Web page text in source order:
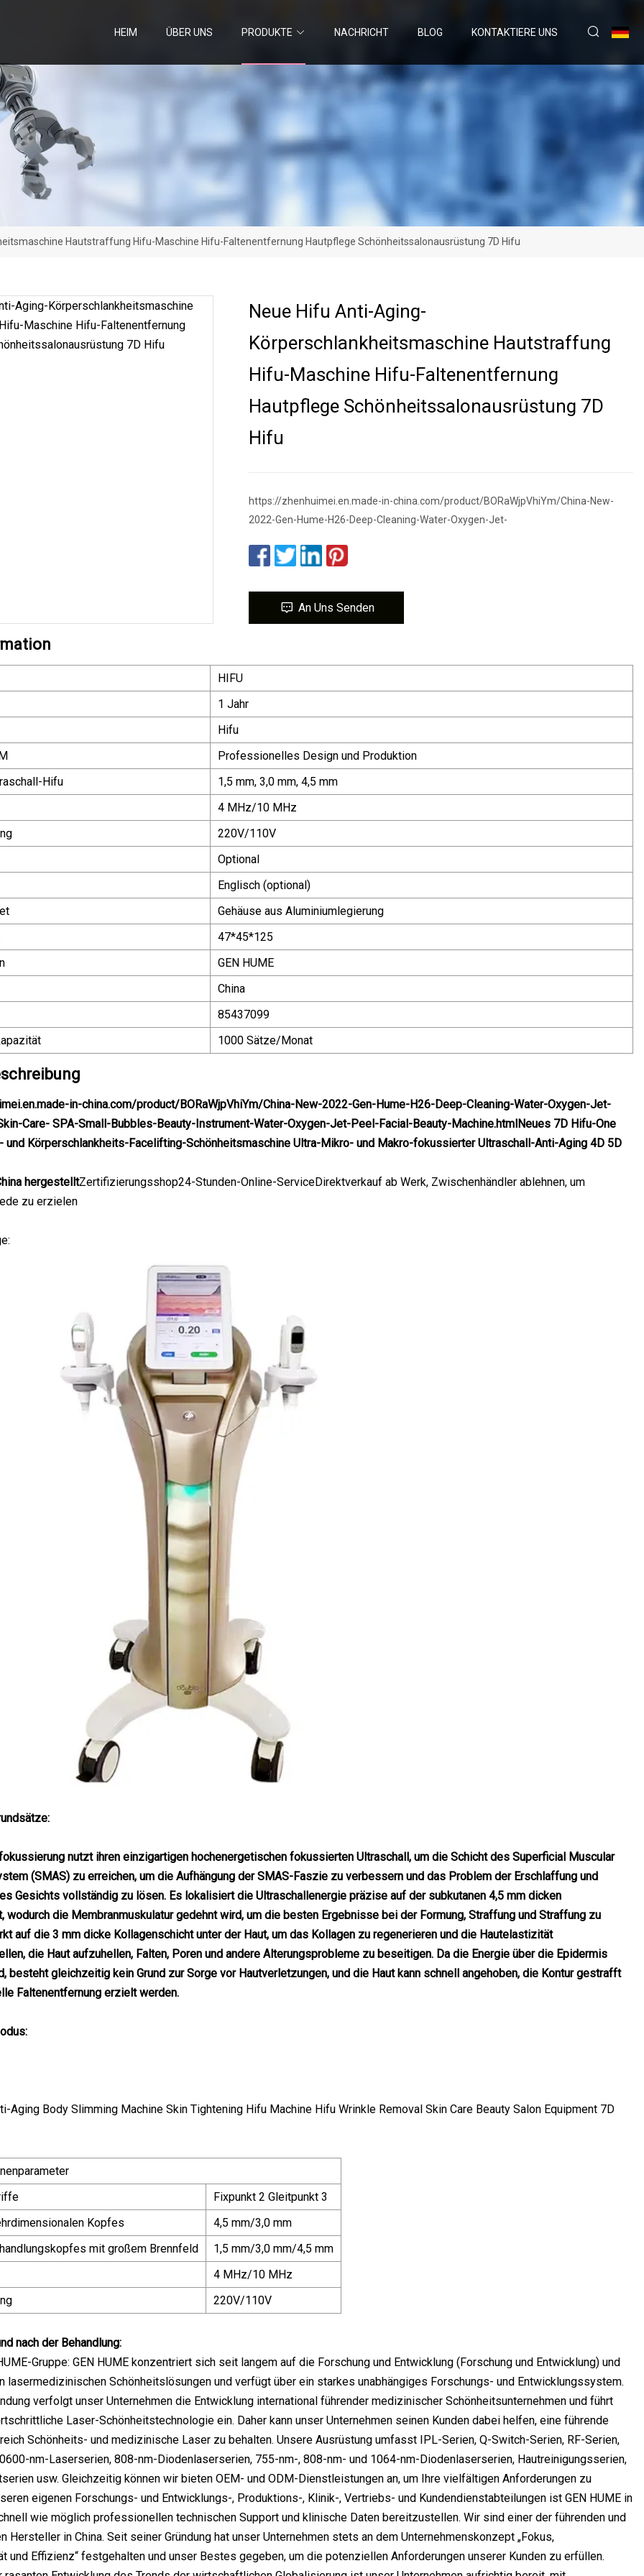
HEIM ÜBER UNS PRODUKTE NACHRICHT BLOG KONTAKTIERE UNS
Hautstraffung Hifu-Maschine Hifu-Faltenentfernung Hautpflege Schönheitssalonausrüstung 7D Hifu
Neue Hifu Anti-Aging-
Körperschlankheitsmaschine Hautstraffung
Hifu-Maschine Hifu-Faltenentfernung
Hautpflege Schönheitssalonausrüstung 7D
Hifu
https://zhenhuimei.en.made-in-china.com/product/BORaWjpVhiYm/China-New-
2022-Gen-Hume-H26-Deep-Cleaning-Water-Oxygen-Jet-
An Uns Senden
HIFU
1 Jahr
Hifu
Professionelles Design und Produktion
Hifu
1,5 mm, 3,0 mm, 4,5 mm
4 MHz/10 MHz
220V/110V
Optional
Englisch (optional)
Gehäuse aus Aluminiumlegierung
47*45*125
GEN HUME
China
85437099
1000 Sätze/Monat
in-china.com/product/BORaWjpVhiYm/China-New-2022-Gen-Hume-H26-Deep-Cleaning-Water-Oxygen-Jet-
Care- SPA-Small-Bubbles-Beauty-Instrument-Water-Oxygen-Jet-Peel-Facial-Beauty-Machine.htmlNeues 7D Hifu-One
und Körperschlankheits-Facelifting-Schönheitsmaschine Ultra-Mikro- und Makro-fokussierter Ultraschall-Anti-Aging 4D 5D
hergestelltZertifizierungsshop24-Stunden-Online-ServiceDirektverkauf ab Werk, Zwischenhändler ablehnen, um
zu erzielen
nutzt ihren einzigartigen hochenergetischen fokussierten Ultraschall, um die Schicht des Superficial Muscular
(SMAS) zu erreichen, um die Aufhängung der SMAS-Faszie zu verbessern und das Problem der Erschlaffung und
Gesichts vollständig zu lösen. Es lokalisiert die Ultraschallenergie präzise auf der subkutanen 4,5 mm dicken
wodurch die Membranmuskulatur gedehnt wird, um die besten Ergebnisse bei der Formung, Straffung und Straffung zu
auf die 3 mm dicke Kollagenschicht unter der Haut, um das Kollagen zu regenerieren und die Hautelastizität
die Haut aufzuhellen, Falten, Poren und andere Alterungsprobleme zu beseitigen. Da die Energie über die Epidermis
besteht gleichzeitig kein Grund zur Sorge vor Hautverletzungen, und die Haut kann schnell angehoben, die Kontur gestrafft
Faltenentfernung erzielt werden.
Fixpunkt 2 Gleitpunkt 3
Kopfes
4,5 mm/3,0 mm
mit großem Brennfeld
1,5 mm/3,0 mm/4,5 mm
4 MHz/10 MHz
220V/110V
nach der Behandlung:
Gruppe: GEN HUME konzentriert sich seit langem auf die Forschung und Entwicklung (Forschung und Entwicklung) und
lasermedizinischen Schönheitslösungen und verfügt über ein starkes unabhängiges Forschungs- und Entwicklungssystem.
verfolgt unser Unternehmen die Entwicklung international führender medizinischer Schönheitsunternehmen und führt
Laser-Schönheitstechnologie ein. Daher kann unser Unternehmen seinen Kunden dabei helfen, eine führende
Schönheits- und medizinische Laser zu behalten. Unsere Ausrüstung umfasst IPL-Serien, Q-Switch-Serien, RF-Serien,
nm-Laserserien, 808-nm-Diodenlaserserien, 755-nm-, 808-nm- und 1064-nm-Diodenlaserserien, Hautreinigungsserien,
usw. Gleichzeitig können wir bieten OEM- und ODM-Dienstleistungen an, um Ihre vielfältigen Anforderungen zu
eigenen Forschungs- und Entwicklungs-, Produktions-, Klinik-, Vertriebs- und Kundendienstabteilungen ist GEN HUME in
wie möglich professionellen technischen Support und klinische Daten bereitzustellen. Wir sind einer der führenden und
Hersteller in China. Seit seiner Gründung hat unser Unternehmen stets an dem Unternehmenskonzept „Fokus,
und Effizienz“ festgehalten und unser Bestes gegeben, um die potenziellen Anforderungen unserer Kunden zu erfüllen.